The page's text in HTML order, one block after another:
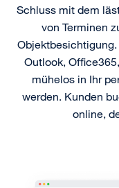
Schluss mit dem
von Terminen
Objektbesichtigung.
Outlook,
mühelos in Ihr
werden. Kunden
online,